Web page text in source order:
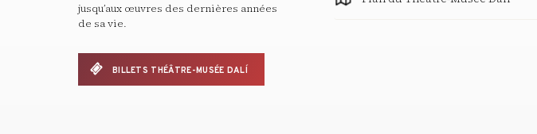
jusqu’aux œuvres des dernières années
de sa vie.
BILLETS THÉÂTRE-MUSÉE DALÍ